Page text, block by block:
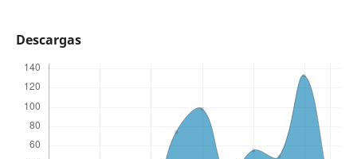
Descargas